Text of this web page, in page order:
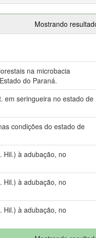
Mostrando
na microbacia
do Paraná.
em seringueira no estado de
condições do estado de
Hil.) à adubação, no
Hil.) à adubação, no
Hil.) à adubação, no